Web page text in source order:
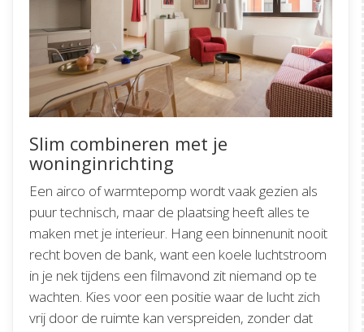
Slim combineren met je
woninginrichting
Een airco of warmtepomp wordt vaak gezien als
puur technisch, maar de plaatsing heeft alles te
maken met je interieur. Hang een binnenunit nooit
recht boven de bank, want een koele luchtstroom
in je nek tijdens een filmavond zit niemand op te
wachten. Kies voor een positie waar de lucht zich
vrij door de ruimte kan verspreiden, zonder dat